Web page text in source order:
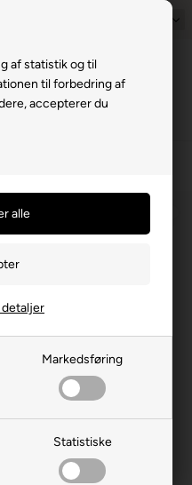
af statistik og til
til forbedring af
accepterer du
Markedsføring
Statistiske
Billig